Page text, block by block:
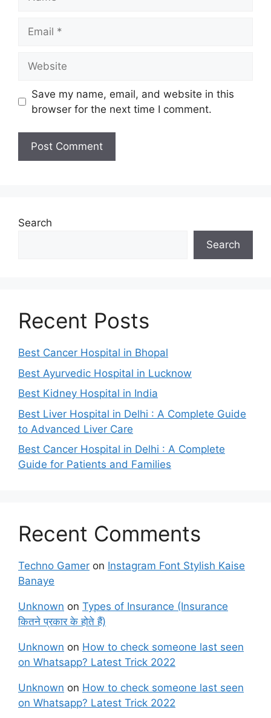
Save my name, email, and website in this
browser for the next time I comment.
Search
Search
Recent Posts
Best Cancer Hospital in Bhopal
Best Ayurvedic Hospital in Lucknow
Best Kidney Hospital in India
Best Liver Hospital in Delhi : A Complete Guide
to Advanced Liver Care
Best Cancer Hospital in Delhi : A Complete
Guide for Patients and Families
Recent Comments
Techno Gamer on Instagram Font Stylish Kaise
Banaye
Unknown on Types of Insurance (Insurance
कितने प्रकार के होते हैं)
Unknown on How to check someone last seen
on Whatsapp? Latest Trick 2022
Unknown on How to check someone last seen
on Whatsapp? Latest Trick 2022